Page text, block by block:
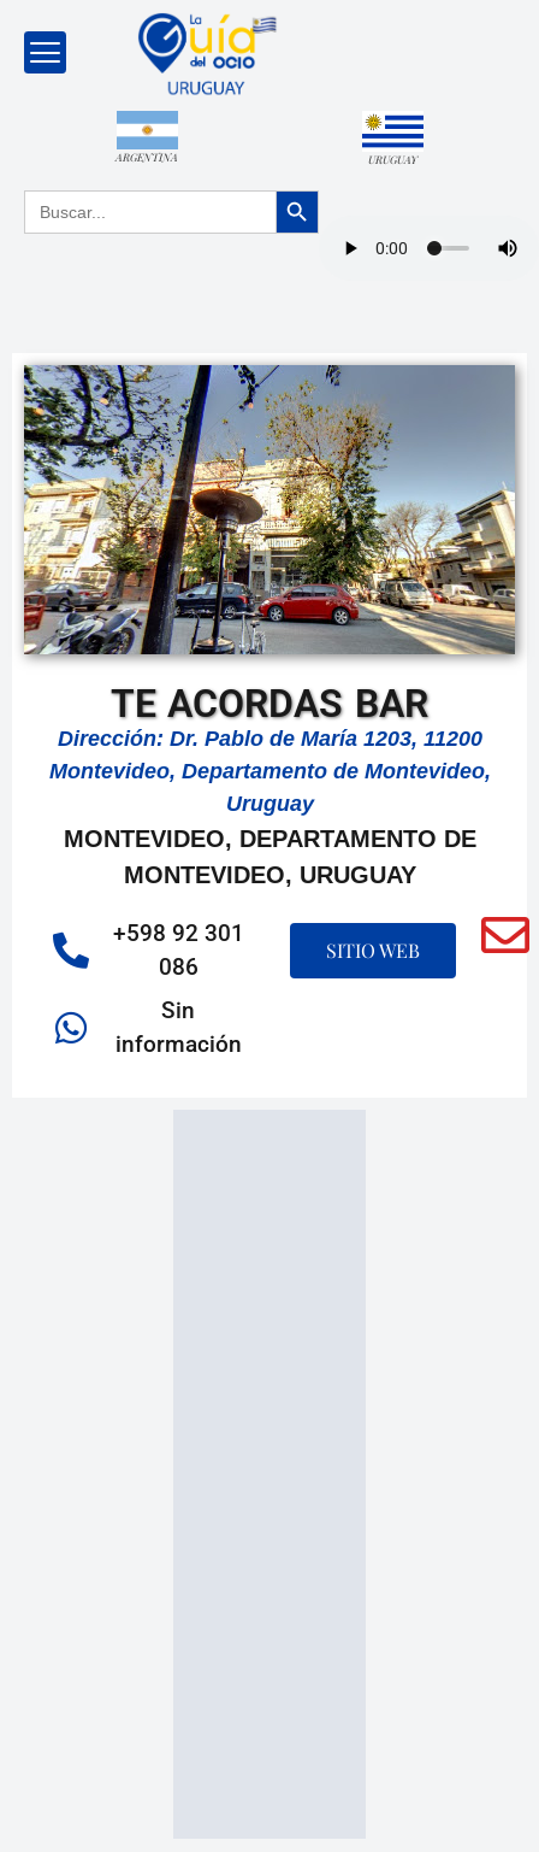
ARGENTINA URUGUAY
Buscar: Botón de búsqueda
TE ACORDAS BAR
Dirección: Dr. Pablo de María 1203, 11200
Montevideo, Departamento de Montevideo,
Uruguay
MONTEVIDEO, DEPARTAMENTO DE
MONTEVIDEO, URUGUAY
+598 92 301
086
Sin
información
SITIO WEB